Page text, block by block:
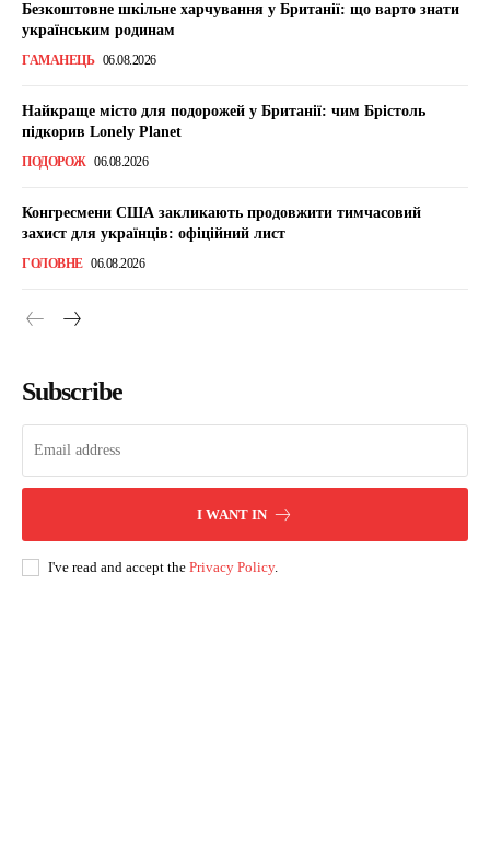
Безкоштовне шкільне харчування у Британії: що варто знати
українським родинам
ГАМАНЕЦЬ 06.08.2026
Найкраще місто для подорожей у Британії: чим Брістоль
підкорив Lonely Planet
ПОДОРОЖ 06.08.2026
Конгресмени США закликають продовжити тимчасовий
захист для українців: офіційний лист
ГОЛОВНЕ 06.08.2026
Subscribe
I WANT IN
I've read and accept the Privacy Policy.